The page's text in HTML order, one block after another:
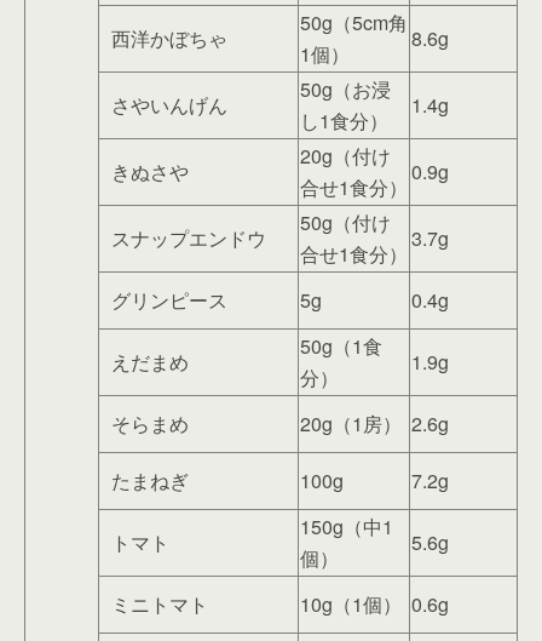
西洋かぼちゃ
50g（5cm角
1個）
8.6g
さやいんげん
50g（お浸
し1食分）
1.4g
きぬさや
20g（付け
合せ1食分）
0.9g
スナップエンドウ
50g（付け
合せ1食分）
3.7g
グリンピース 5g 0.4g
えだまめ
50g（1食
分）
1.9g
そらまめ 20g（1房） 2.6g
たまねぎ 100g 7.2g
トマト
150g（中1
個）
5.6g
ミニトマト 10g（1個） 0.6g